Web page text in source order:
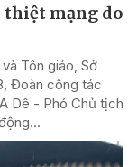
thiệt mạng do
Tôn giáo, Sở
Đoàn công tác
Dê - Phó Chủ tịch